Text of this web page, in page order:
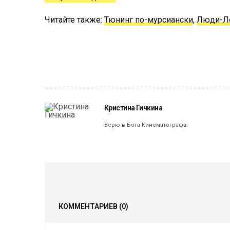
Читайте также: Тюнинг по-мурсиански, Люди-
Кристина Гичкина
Верю в Бога Кинематографа.
КОММЕНТАРИЕВ (0)